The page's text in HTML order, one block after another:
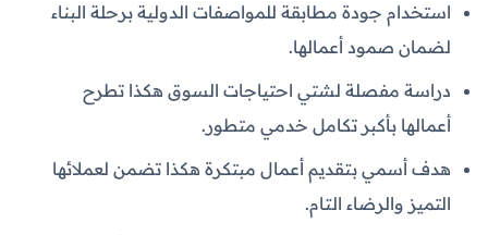
استخدام جودة مطابقة للمواصفات الدولية برحلة البناء
لضمان صمود أعمالها.
دراسة مفصلة لشتي احتياجات السوق هكذا تطرح
أعمالها بأكبر تكامل خدمي متطور.
هدف أسمي بتقديم أعمال مبتكرة هكذا تضمن لعملائها
التميز والرضاء التام.